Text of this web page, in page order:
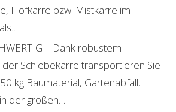
Hofkarre bzw. Mistkarre im
– Dank robustem
Schiebekarre transportieren Sie
kg Baumaterial, Gartenabfall,
der großen…